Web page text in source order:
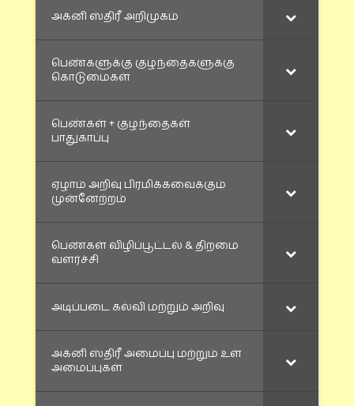
அக்னி ஸ்திரீ அறிமுகம்
பெண்களுக்கு குழந்தைகளுக்கு
கொடுமைகள்
பெண்கள் + குழந்தைகள்
பாதுகாப்பு
ஏழாம் அறிவு பிரமிக்கவைக்கும்
முன்னேற்றம்
பெண்கள் விழிப்பூட்டல் & திறமை
வளர்ச்சி
அடிப்படை கல்வி மற்றும் அறிவு
அக்னி ஸ்திரீ அமைப்பு மற்றும் உள்
அமைப்புகள்